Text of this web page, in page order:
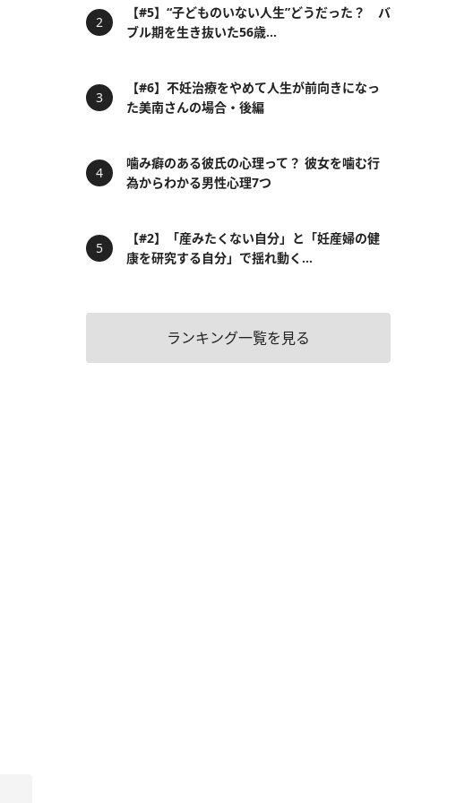
【#5】“子どものいない人生”どうだった？ バ
ブル期を生き抜いた56歳...
【#6】不妊治療をやめて人生が前向きになっ
た美南さんの場合・後編
噛み癖のある彼氏の心理って？ 彼女を噛む行
為からわかる男性心理7つ
【#2】「産みたくない自分」と「妊産婦の健
康を研究する自分」で揺れ動く...
ランキング一覧を見る